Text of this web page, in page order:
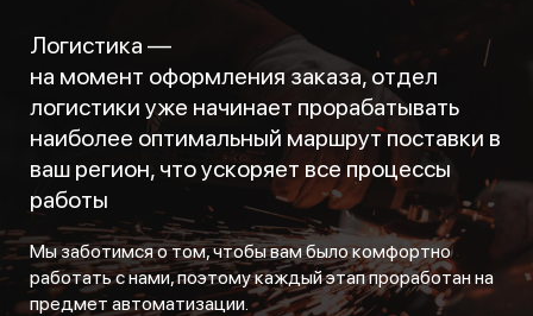
Логистика —
на момент оформления заказа, отдел
логистики уже начинает прорабатывать
наиболее оптимальный маршрут поставки в
ваш регион, что ускоряет все процессы
работы
Мы заботимся о том, чтобы вам было комфортно
работать с нами, поэтому каждый этап проработан на
предмет автоматизации.